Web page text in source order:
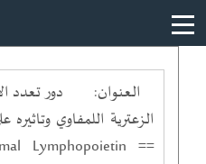
العنوان:
دور تعدد
الزعترية اللمفاوي
Lymphopoietin